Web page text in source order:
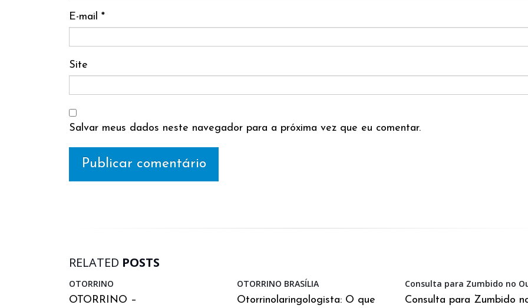
E-mail *
Site
Salvar meus dados neste navegador para a próxima vez que eu comentar.
RELATED POSTS
OTORRINO
OTORRINO –
OTORRINO BRASÍLIA
Otorrinolaringologista: O que
Consulta para Zumbido no
Consulta para Zumbido